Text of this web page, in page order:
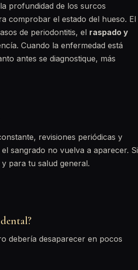
profundidad de los surcos
comprobar el estado del hueso. El
de periodontitis, el raspado y
Cuando la enfermedad está
antes se diagnostique, más
revisiones periódicas y
sangrado no vuelva a aparecer. Si
para tu salud general.
debería desaparecer en pocos